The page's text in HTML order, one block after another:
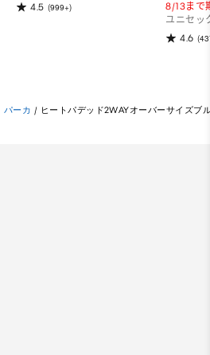
4.5 (999+)
8/13まで
ユニセッ
4.6
パーカ / ヒートパデッド2WAYオーバーサイズブ